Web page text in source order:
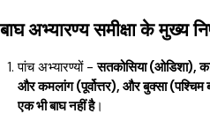
बाघ अभ्यारण्य समीक्षा के मुख्य
पांच अभ्यारण्यों -सतकोसिया (ओडिशा),
और कमलांग (पूर्वोत्तर), और बुक्सा (पश्चिम
एक भी बाघ नहीं है।